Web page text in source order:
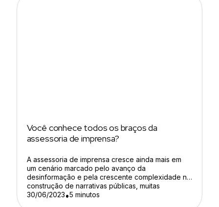
Você conhece todos os braços da
assessoria de imprensa?
A assessoria de imprensa cresce ainda mais em
um cenário marcado pelo avanço da
desinformação e pela crescente complexidade na
construção de narrativas públicas, muitas
empresas ainda mantêm uma visão limitada sobre
30/06/2023•5 minutos